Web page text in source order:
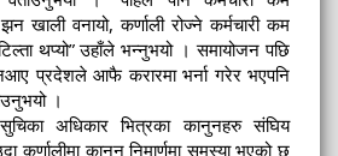
खाली वनायो, कर्णाली रोज्ने कर्मचारी कम
थप्यो” उहाँले भन्नुभयो । समायोजन पछि
नआए प्रदेशले आफै करारमा भर्ना गरेर भएपनि
।
अधिकार भित्रका कानुनहरु संघिय
कर्णालीमा कानुन निमार्णमा समस्या भएको छ